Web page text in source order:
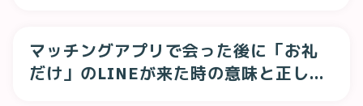
マッチングアプリで会った後に「お礼
だけ」のLINEが来た時の意味と正しい